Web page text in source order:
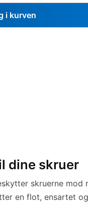
i kurven
dine skruer
skruerne mod
en flot, ensartet